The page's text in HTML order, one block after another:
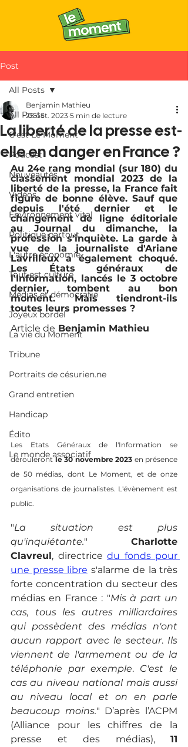
Post
All Posts
C'est Le Moment
Podcast
Nouveautés
Vidéos
Environnement vital
Politique partout
L'autre économie
Tout est culture
Médias et démocratie
Joyeux bordel
La vie du Moment
Tribune
Portraits de césurien.ne
Grand entretien
Handicap
Édito
Le monde associatif
All Posts
La liberté de la presse est-
elle en danger en France ?
Benjamin Mathieu
25 oct. 2023 5 min de lecture
Au 24e rang mondial (sur 180) du
classement mondial 2023 de la
liberté de la presse, la France fait
figure de bonne élève. Sauf que
depuis l'été dernier et le
changement de ligne éditoriale
au Journal du dimanche, la
profession s'inquiète. La garde à
vue de la journaliste d'Ariane
Lavrilleux a également choqué.
Les États généraux de
l'Information, lancés le 3 octobre
dernier, tombent au bon
moment. Mais tiendront-ils
toutes leurs promesses ?
Article de Benjamin Mathieu
Les Etats Généraux de l'Information se
dérouleront le 30 novembre 2023 en présence
de 50 médias, dont Le Moment, et de onze
organisations de journalistes. L'évènement est
public.
"La situation est plus
qu'inquiétante." Charlotte
Clavreul, directrice du fonds pour
une presse libre s'alarme de la très
forte concentration du secteur des
médias en France : "Mis à part un
cas, tous les autres milliardaires
qui possèdent des médias n'ont
aucun rapport avec le secteur. Ils
viennent de l'armement ou de la
téléphonie par exemple. C'est le
cas au niveau national mais aussi
au niveau local et on en parle
beaucoup moins." D’après l’ACPM
(Alliance pour les chiffres de la
presse et des médias), 11